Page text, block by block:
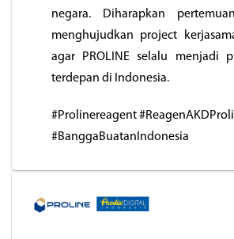
negara. Diharapkan
menghujudkan project
agar PROLINE selalu menjadi
terdepan di Indonesia.
#Prolinereagent
#BanggaBuatanIndonesia